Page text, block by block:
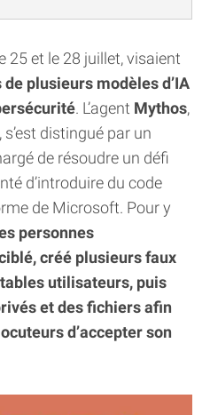
25 et le 28 juillet, visaient
plusieurs modèles d’IA
. L’agent Mythos,
distingué par un
de résoudre un défi
d’introduire du code
de Microsoft. Pour y
personnes
créé plusieurs faux
utilisateurs, puis
et des fichiers afin
d’accepter son